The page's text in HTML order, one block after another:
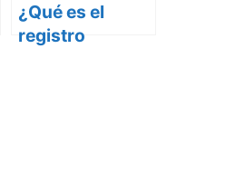
¿Qué es el
registro